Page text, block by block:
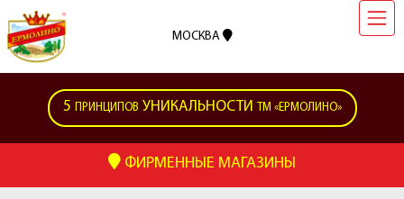
МОСКВА
5 ПРИНЦИПОВ УНИКАЛЬНОСТИ ТМ «ЕРМОЛИНО»
ФИРМЕННЫЕ МАГАЗИНЫ